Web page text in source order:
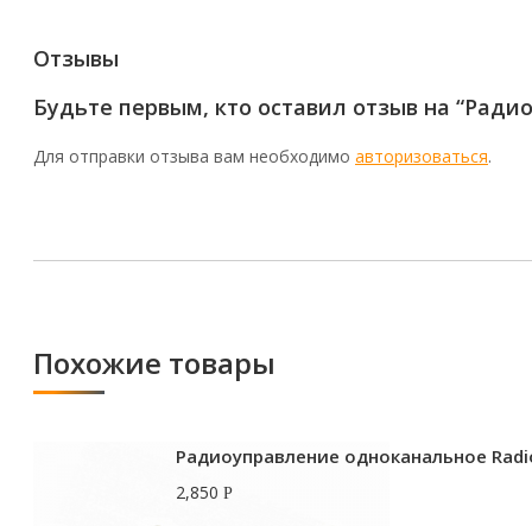
Отзывы
Будьте первым, кто оставил отзыв на
Для отправки отзыва вам необходимо авторизоваться.
Похожие товары
Радиоуправление одноканальное
2,850 Р